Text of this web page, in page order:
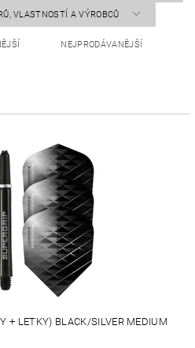
VLASTNOSTÍ A VÝROBCŮ
NEJPRODÁVANĚJŠÍ
+ LETKY) BLACK/SILVER MEDIUM